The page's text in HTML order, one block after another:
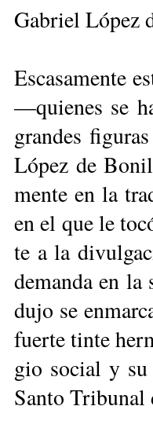
Gabriel López
Es­ca­sa­men­te
—quie­nes se
gran­des
Ló­pez de
men­te en la
en el que le
te a la
de­man­da en
du­jo se
fuer­te tin­te
gio so­cial y
San­to